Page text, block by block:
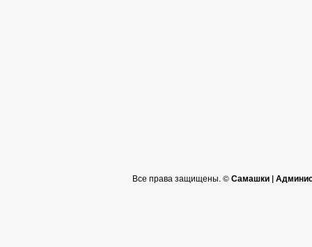
Все права защищены. ©Самашки |